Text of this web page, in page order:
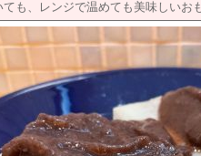
ても、レンジで温めても美味しいお